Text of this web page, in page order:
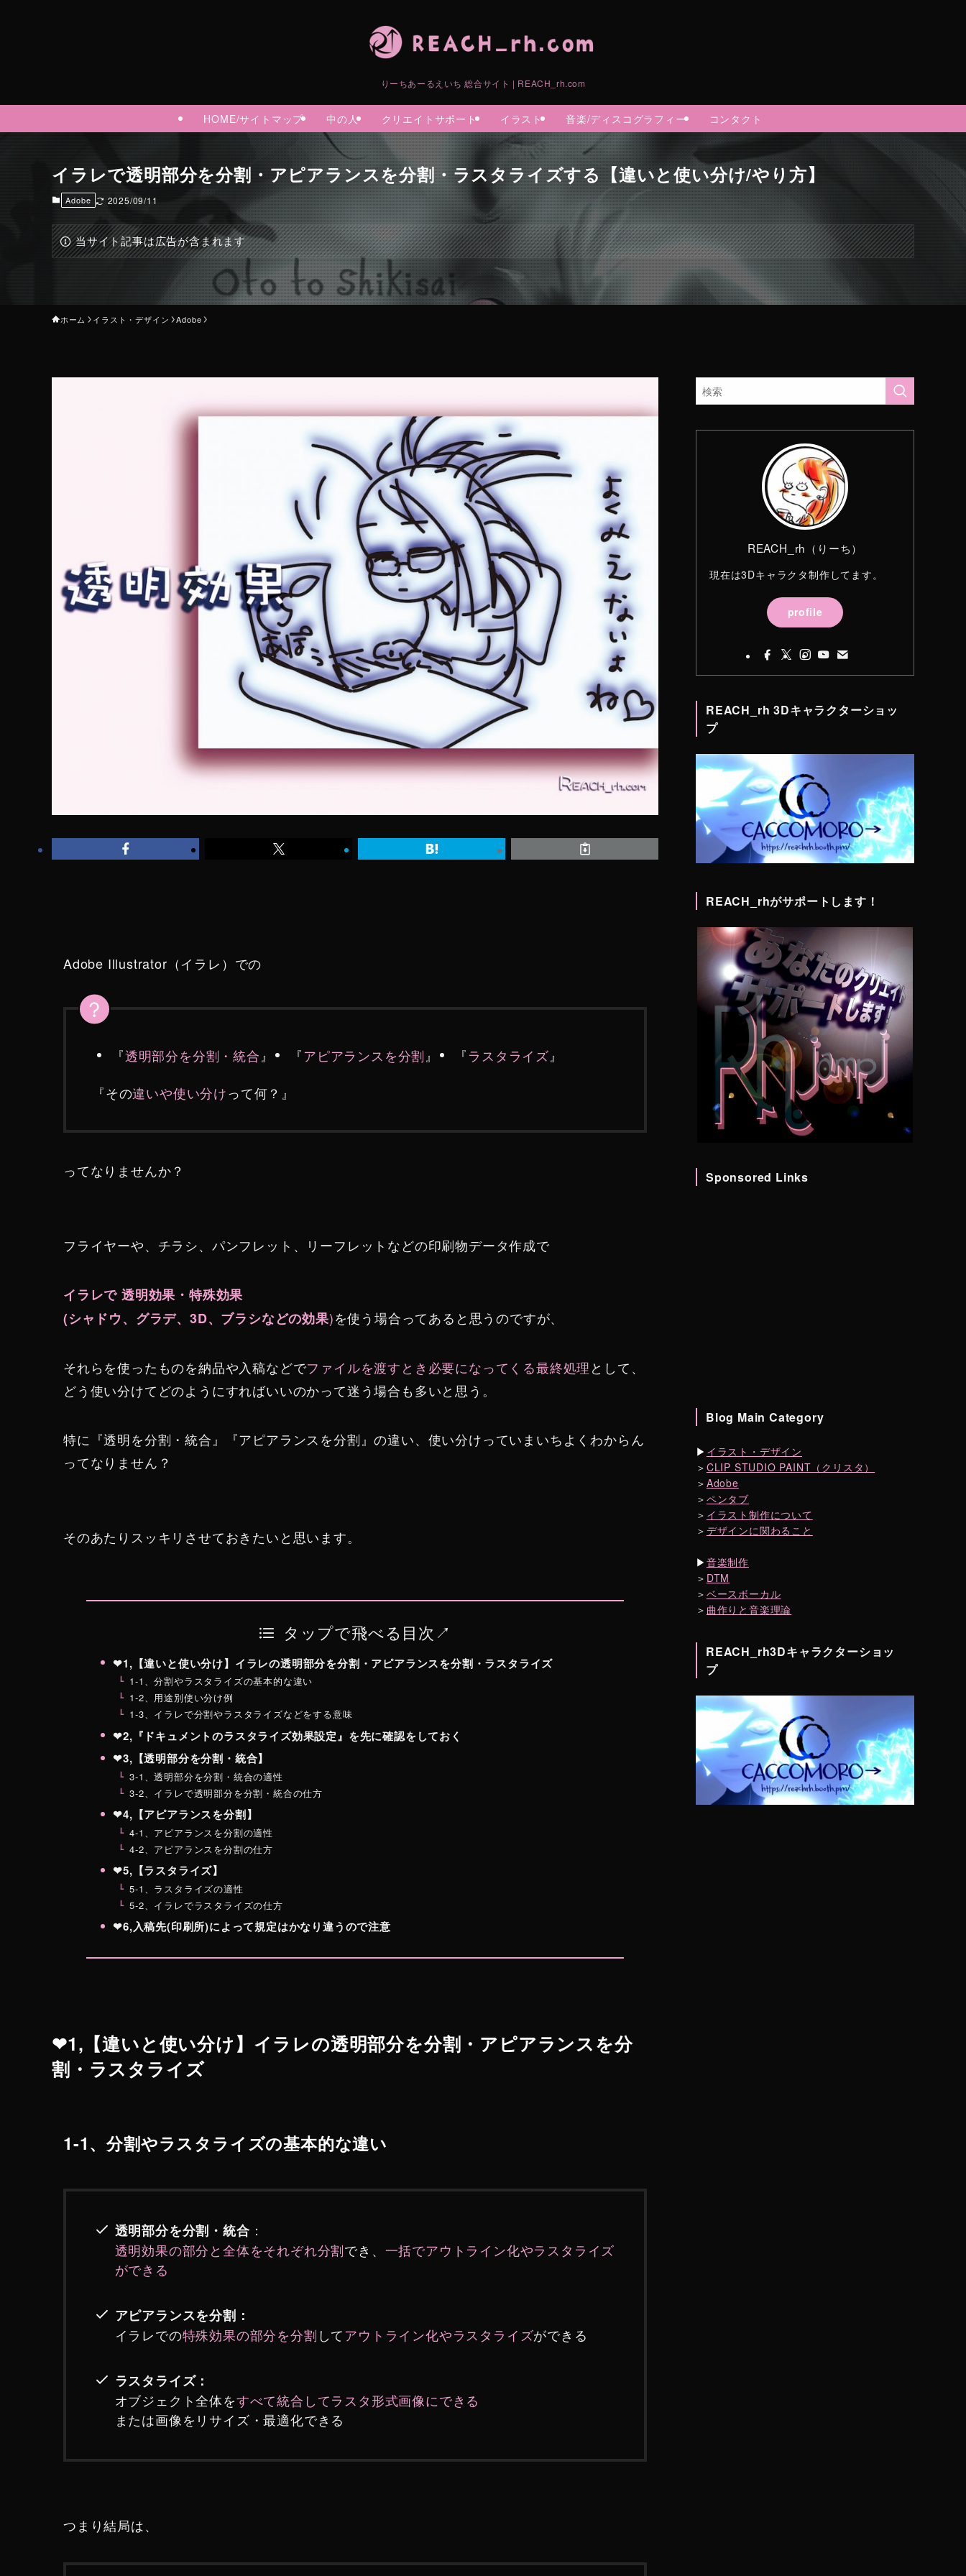
りーちあーるえいち 総合サイト | REACH_rh.com
HOME/サイトマップ 中の人 クリエイトサポート イラスト 音楽/ディスコグラフィー コンタクト
イラレで透明部分を分割・アピアランスを分割・ラスタライズする【違いと使い分け/やり方】
Adobe 2025/09/11
当サイト記事は広告が含まれます
ホーム イラスト・デザイン Adobe
Adobe Illustrator（イラレ）での
『透明部分を分割・統合 』 『アピアランスを分割 』 『ラスタライズ 』
『その違いや使い分けって何？』
ってなりませんか？
フライヤーや、チラシ、パンフレット、リーフレットなどの印刷物データ作成で
イラレで 透明効果・特殊効果
(シャドウ、グラデ、3D、ブラシなどの効果)を使う場合ってあると思うのですが、
それらを使ったものを納品や入稿などでファイルを渡すとき必要になってくる最終処理として、
どう使い分けてどのようにすればいいのかって迷う場合も多いと思う。
特に『透明を分割・統合』『アピアランスを分割』の違い、使い分けっていまいちよくわからん
ってなりません？
そのあたりスッキリさせておきたいと思います。
タップで飛べる目次↗︎
❤︎1,【違いと使い分け】イラレの透明部分を分割・アピアランスを分割・ラスタライズ
1-1、分割やラスタライズの基本的な違い
1-2、用途別使い分け例
1-3、イラレで分割やラスタライズなどをする意味
❤︎2,『ドキュメントのラスタライズ効果設定』を先に確認をしておく
❤︎3,【透明部分を分割・統合】
3-1、透明部分を分割・統合の適性
3-2、イラレで透明部分を分割・統合の仕方
❤︎4,【アピアランスを分割】
4-1、アピアランスを分割の適性
4-2、アピアランスを分割の仕方
❤︎5,【ラスタライズ】
5-1、ラスタライズの適性
5-2、イラレでラスタライズの仕方
❤︎6,入稿先(印刷所)によって規定はかなり違うので注意
❤︎1,【違いと使い分け】イラレの透明部分を分割・アピアランスを分
割・ラスタライズ
1-1、分割やラスタライズの基本的な違い
透明部分を分割・統合 ：
透明効果の部分と全体をそれぞれ分割でき、 一括でアウトライン化やラスタライズ
ができる
アピアランスを分割：
イラレでの特殊効果の部分を分割 してアウトライン化やラスタライズができる
ラスタライズ：
オブジェクト全体をすべて統合してラスタ形式画像にできる
または画像をリサイズ・最適化できる
つまり結局は、
REACH_rh（りーち）
現在は3Dキャラクタ制作してます。
profile
REACH_rh 3Dキャラクターショッ
プ
REACH_rhがサポートします！
Sponsored Links
Blog Main Category
▶︎ イラスト・デザイン
＞ CLIP STUDIO PAINT（クリスタ）
＞ Adobe
＞ ペンタブ
＞ イラスト制作について
＞ デザインに関わること
▶︎ 音楽制作
＞ DTM
＞ ベースボーカル
＞ 曲作りと音楽理論
REACH_rh3Dキャラクターショッ
プ